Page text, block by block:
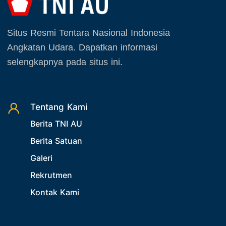
20. Agenda TNI AU
22. Latihan TNI
23. Operasi TNI
26. Agenda Yasarini
27. Politik
28. Bukan Berita TNI AU
29. Akademik
30. Organisasi TNI
31. SPAM
Agustus 2026
Oktober 2025
November 2025
Situs Resmi Tentara Nasional Indonesia
Angkatan Udara. Dapatkan informasi
selengkapnya pada situs ini.
Tentang Kami
Berita TNI AU
Berita Satuan
Galeri
Rekrutmen
Kontak Kami